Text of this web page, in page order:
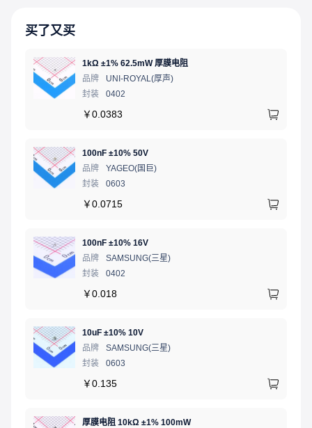
买了又买
1kΩ ±1% 62.5mW 厚膜电阻
品牌
UNI-ROYAL(厚声)
封装
0402
￥0.0383
100nF ±10% 50V
品牌
YAGEO(国巨)
封装
0603
￥0.0715
100nF ±10% 16V
品牌
SAMSUNG(三星)
封装
0402
￥0.018
10uF ±10% 10V
品牌
SAMSUNG(三星)
封装
0603
￥0.135
厚膜电阻 10kΩ ±1% 100mW